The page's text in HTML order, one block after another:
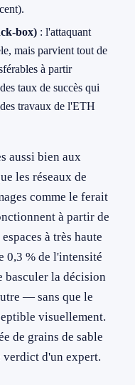
box) : l'attaquant
mais parvient tout de
à partir
taux de succès qui
travaux de l'ETH
aussi bien aux
les réseaux de
comme le ferait
à partir de
à très haute
0,3 % de l'intensité
la décision
— sans que le
visuellement.
de grains de sable
d'un expert.